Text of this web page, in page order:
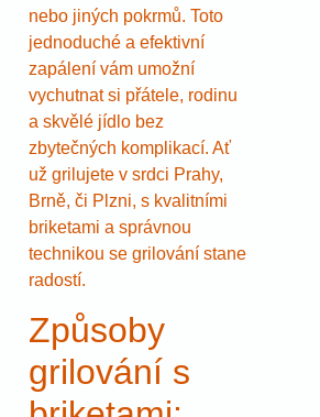
nebo jiných pokrmů. Toto
jednoduché a efektivní
zapálení vám umožní
vychutnat si přátele, rodinu
a skvělé jídlo bez
zbytečných komplikací. Ať
už grilujete v srdci Prahy,
Brně, či Plzni, s kvalitními
briketami a správnou
technikou se grilování stane
radostí.
Způsoby
grilování s